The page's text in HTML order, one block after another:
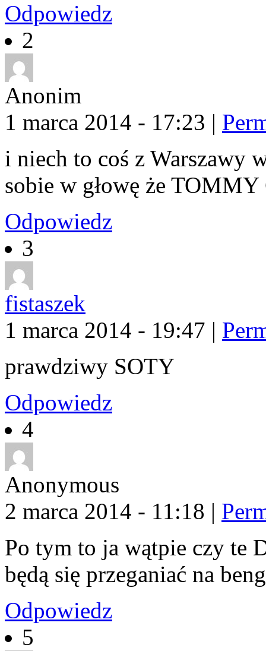
Odpowiedz
2
Anonim
1 marca 2014 - 17:23 |
i niech to coś z Warszawy
sobie w głowę że
Odpowiedz
3
fistaszek
1 marca 2014 - 19:47 |
prawdziwy SOTY
Odpowiedz
4
Anonymous
2 marca 2014 - 11:18 |
Po tym to ja wątpie czy te
będą się przeganiać na
Odpowiedz
5